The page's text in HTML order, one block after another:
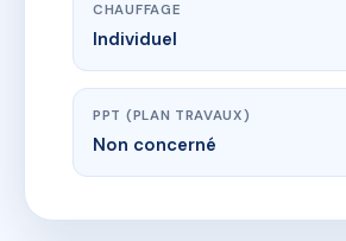
CHAUFFAGE
Individuel
PPT (PLAN TRAVAUX)
Non concerné